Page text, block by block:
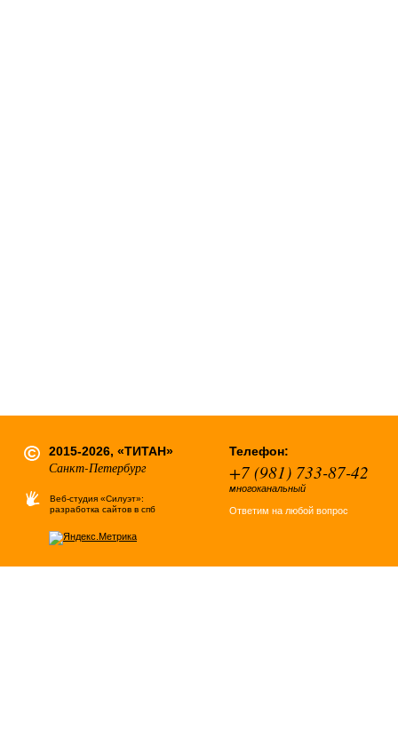
2015-2026, «ТИТАН»
Санкт-Петербург
Веб-студия «Силуэт»:
разработка сайтов в спб
Телефон:
+7 (981) 733-87-42
многоканальный
Ответим на любой вопрос